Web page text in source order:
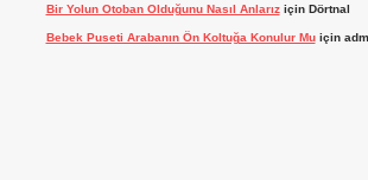
Bir Yolun Otoban Olduğunu Nasıl Anlarıziçin Dörtnal
Bebek Puseti Arabanın Ön Koltuğa Konulur Muiçin